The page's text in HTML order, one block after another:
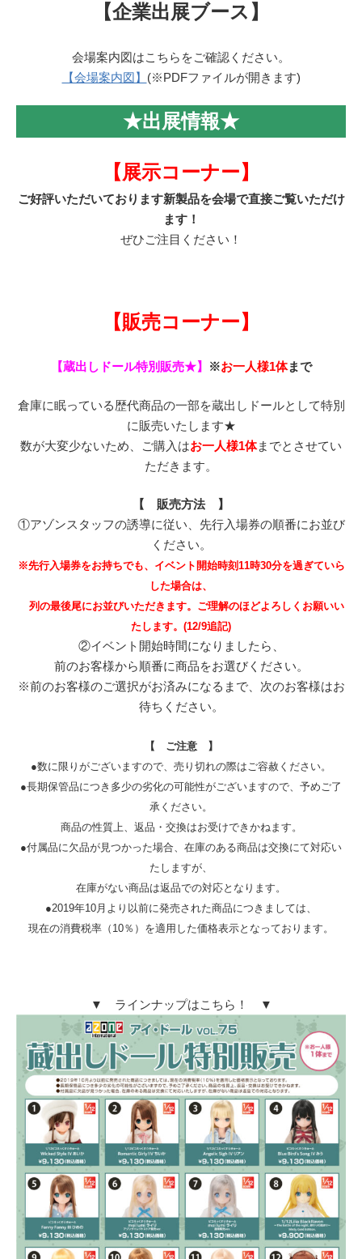
【企業出展ブース】
会場案内図はこちらをご確認ください。
【会場案内図】 (※PDFファイルが開きます)
★出展情報★
【展示コーナー】
ご好評いただいております新製品を会場で直接ご覧いただけ
ます！
ぜひご注目ください！
【販売コーナー】
【蔵出しドール特別販売★】 ※お一人様1体まで
倉庫に眠っている歴代商品の一部を蔵出しドールとして特別
に販売いたします★
数が大変少ないため、ご購入はお一人様1体までとさせてい
ただきます。
【 販売方法 】
①アゾンスタッフの誘導に従い、先行入場券の順番にお並び
ください。
※先行入場券をお持ちでも、イベント開始時刻11時30分を過ぎていら
した場合は、
列の最後尾にお並びいただきます。ご理解のほどよろしくお願いい
たします。(12/9追記)
②イベント開始時間になりましたら、
前のお客様から順番に商品をお選びください。
※前のお客様のご選択がお済みになるまで、次のお客様はお
待ちください。
【 ご注意 】
●数に限りがございますので、売り切れの際はご容赦ください。
●長期保管品につき多少の劣化の可能性がございますので、予めご了
承ください。
商品の性質上、返品・交換はお受けできかねます。
●付属品に欠品が見つかった場合、在庫のある商品は交換にて対応い
たしますが、
在庫がない商品は返品での対応となります。
●2019年10月より以前に発売された商品につきましては、
現在の消費税率（10％）を適用した価格表示となっております。
▼ ラインナップはこちら！ ▼